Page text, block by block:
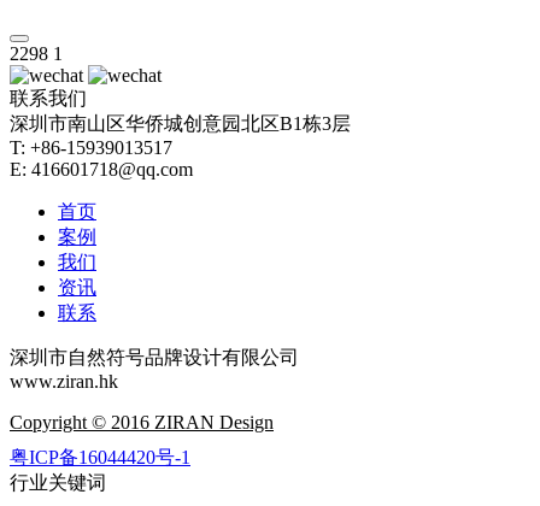
2298 1
联系我们
深圳市南山区华侨城创意园北区B1栋3层
T: +86-15939013517
E: 416601718@qq.com
首页
案例
我们
资讯
联系
深圳市自然符号品牌设计有限公司
www.ziran.hk
Copyright © 2016 ZIRAN Design
粤ICP备16044420号-1
行业关键词